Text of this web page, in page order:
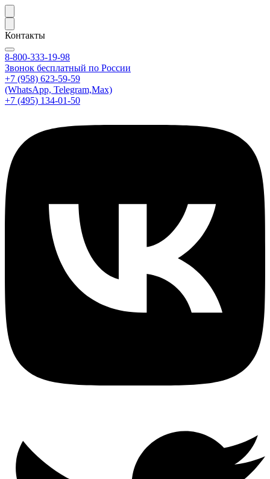
Контакты
8-800-333-19-98
Звонок бесплатный по России
+7 (958) 623-59-59
(WhatsApp, Telegram,Max)
+7 (495) 134-01-50